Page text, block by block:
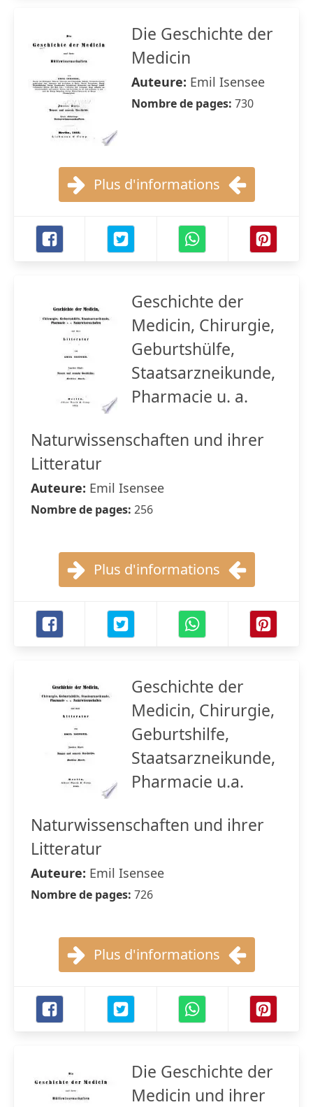
Die Geschichte der
Medicin
Auteure: Emil Isensee
Nombre de pages: 730
Plus d'informations
Geschichte der
Medicin, Chirurgie,
Geburtshülfe,
Staatsarzneikunde,
Pharmacie u. a.
Naturwissenschaften und ihrer
Litteratur
Auteure: Emil Isensee
Nombre de pages: 256
Plus d'informations
Geschichte der
Medicin, Chirurgie,
Geburtshilfe,
Staatsarzneikunde,
Pharmacie u.a.
Naturwissenschaften und ihrer
Litteratur
Auteure: Emil Isensee
Nombre de pages: 726
Plus d'informations
Die Geschichte der
Medicin und ihrer